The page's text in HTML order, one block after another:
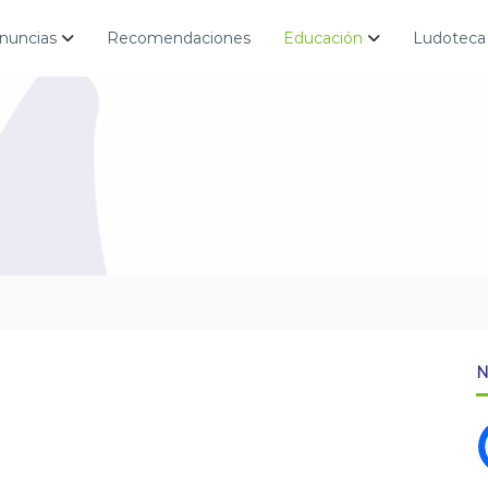
Recomendaciones Educación Ludoteca